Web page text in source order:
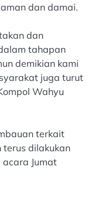
dan damai.
dan
tahapan
demikian kami
juga turut
Wahyu
terkait
terus dilakukan
Jumat